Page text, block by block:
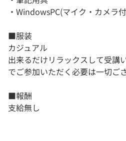
・WindowsPC(マイク・カメラ
■服装
カジュアル
出来るだけリラックスして受講
でご参加いただく必要は一切ご
■報酬
支給無し